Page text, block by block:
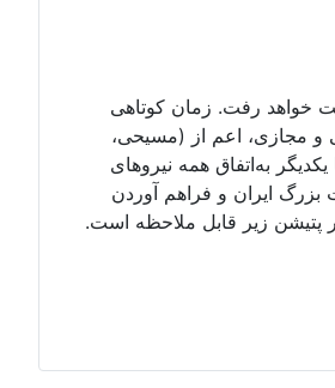
خواهد رفت. زمان کوتاهی
و مجازی، اعم از (مسیحی،
به‌اتفاق همه نیروهای
ایران و فراهم آوردن
پتیشن زیر قابل ملاحظه است.